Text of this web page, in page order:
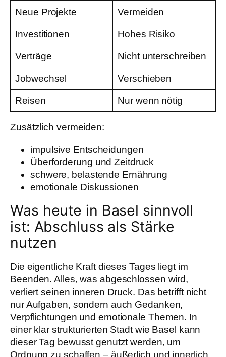
Neue Projekte Vermeiden
Investitionen Hohes Risiko
Verträge Nicht unterschreiben
Jobwechsel Verschieben
Reisen Nur wenn nötig
Zusätzlich vermeiden:
impulsive Entscheidungen
Überforderung und Zeitdruck
schwere, belastende Ernährung
emotionale Diskussionen
Was heute in Basel sinnvoll
ist: Abschluss als Stärke
nutzen
Die eigentliche Kraft dieses Tages liegt im
Beenden. Alles, was abgeschlossen wird,
verliert seinen inneren Druck. Das betrifft nicht
nur Aufgaben, sondern auch Gedanken,
Verpflichtungen und emotionale Themen. In
einer klar strukturierten Stadt wie Basel kann
dieser Tag bewusst genutzt werden, um
Ordnung zu schaffen – äußerlich und innerlich.